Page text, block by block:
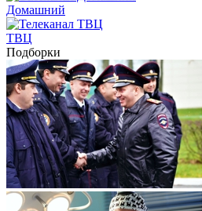
Домашний
ТВЦ
Подборки